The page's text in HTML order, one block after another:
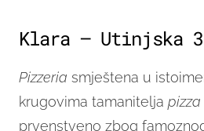
Klara – Utinjska
Pizzeria smještena u
krugovima tamanitelja pizza
prvenstveno zbog